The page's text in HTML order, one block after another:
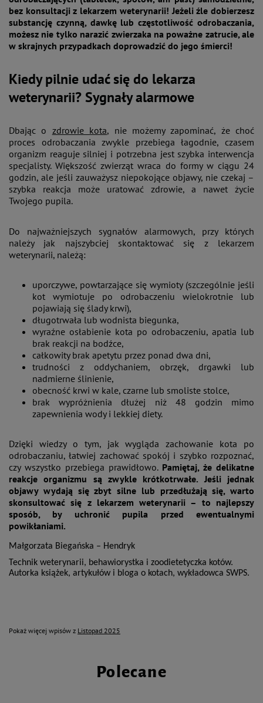
bez konsultacji z lekarzem weterynarii! Jeżeli źle dobierzesz
substancję czynną, dawkę lub częstotliwość odrobaczania,
możesz nie tylko narazić zwierzaka na poważne zatrucie, ale
w skrajnych przypadkach doprowadzić do jego śmierci!
Kiedy pilnie udać się do lekarza
weterynarii? Sygnały alarmowe
Dbając o zdrowie kota, nie możemy zapominać, że choć
proces odrobaczania zwykle przebiega łagodnie, czasem
organizm reaguje silniej i potrzebna jest szybka interwencja
specjalisty. Większość zwierząt wraca do formy w ciągu 24
godzin, ale jeśli zauważysz niepokojące objawy, nie czekaj –
szybka reakcja może uratować zdrowie, a nawet życie
Twojego pupila.
Do najważniejszych sygnałów alarmowych, przy których
należy jak najszybciej skontaktować się z lekarzem
weterynarii, należą:
uporczywe, powtarzające się wymioty (szczególnie jeśli
kot wymiotuje po odrobaczeniu wielokrotnie lub
pojawiają się ślady krwi),
długotrwała lub wodnista biegunka,
wyraźne osłabienie kota po odrobaczeniu, apatia lub
brak reakcji na bodźce,
całkowity brak apetytu przez ponad dwa dni,
trudności z oddychaniem, obrzęk, drgawki lub
nadmierne ślinienie,
obecność krwi w kale, czarne lub smoliste stolce,
brak wypróżnienia dłużej niż 48 godzin mimo
zapewnienia wody i lekkiej diety.
Dzięki wiedzy o tym, jak wygląda zachowanie kota po
odrobaczaniu, łatwiej zachować spokój i szybko rozpoznać,
czy wszystko przebiega prawidłowo. Pamiętaj, że delikatne
reakcje organizmu są zwykle krótkotrwałe. Jeśli jednak
objawy wydają się zbyt silne lub przedłużają się, warto
skonsultować się z lekarzem weterynarii – to najlepszy
sposób, by uchronić pupila przed ewentualnymi
powikłaniami.
Małgorzata Biegańska – Hendryk
Technik weterynarii, behawiorystka i zoodietetyczka kotów.
Autorka książek, artykułów i bloga o kotach, wykładowca SWPS.
Pokaż więcej wpisów z Listopad 2025
Polecane